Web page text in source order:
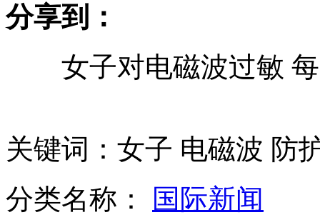
行行出状元 24岁姑娘可端22碗米粉
分享到：
女子对电磁波过敏 每
关键词：女子 电磁波 防
分类名称：
国际新闻